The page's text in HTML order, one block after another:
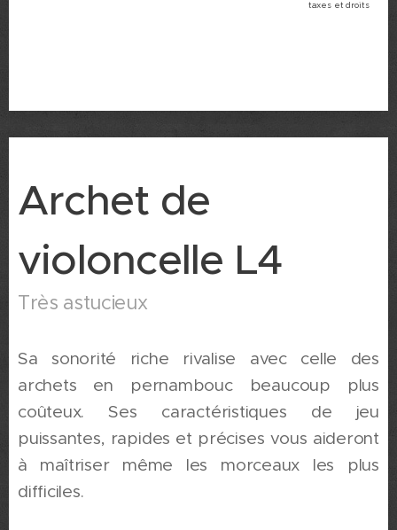
taxes et droits
Archet de
violoncelle L4
Très astucieux
Sa sonorité riche rivalise avec celle des
archets en pernambouc beaucoup plus
coûteux. Ses caractéristiques de jeu
puissantes, rapides et précises vous aideront
à maîtriser même les morceaux les plus
difficiles.